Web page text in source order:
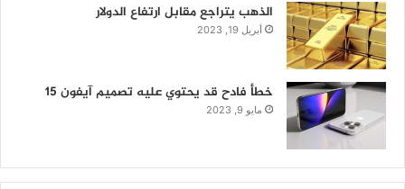
الذهب يتراجع مقابل ارتفاع الدولار
أبريل 19, 2023
خطأ فادح قد يحتوي عليه تصميم آيفون 15
مايو 9, 2023